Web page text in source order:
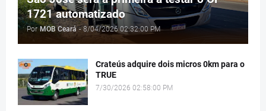
1721 automatizado
Por MOB Ceará - 8/04/2026 02:32:00 PM
Crateús adquire dois micros 0km para o
TRUE
7/30/2026 02:58:00 PM